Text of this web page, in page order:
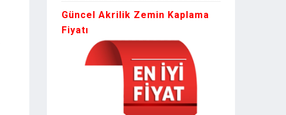
Güncel Akrilik Zemin Kaplama
Fiyatı